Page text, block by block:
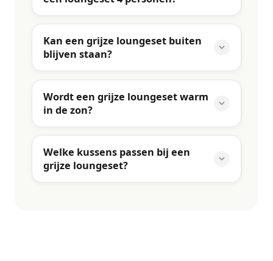
Kan een grijze loungeset buiten
blijven staan?
Wordt een grijze loungeset warm
in de zon?
Welke kussens passen bij een
grijze loungeset?